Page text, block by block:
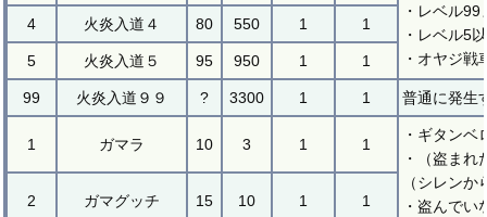
・レベル
・レベル5
・オヤジ
4 火炎入道４ 80 550 1 1
5 火炎入道５ 95 950 1 1
99 火炎入道９９ ? 3300 1 1 普通に発生
1 ガマラ 10 3 1 1
・ギタン
・（盗ま
（シレン
・盗んで
2 ガマグッチ 15 10 1 1